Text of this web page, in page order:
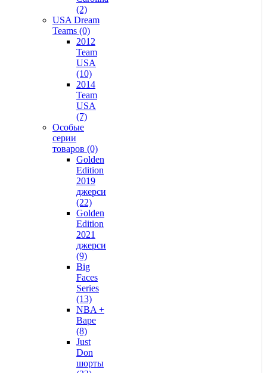
(2)
USA Dream
Teams (0)
2012
Team
USA
(10)
2014
Team
USA
(7)
Особые
серии
товаров (0)
Golden
Edition
2019
джерси
(22)
Golden
Edition
2021
джерси
(9)
Big
Faces
Series
(13)
NBA +
Bape
(8)
Just
Don
шорты